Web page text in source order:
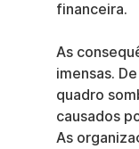
financeira.
As
imensas.
quadro
causados
As